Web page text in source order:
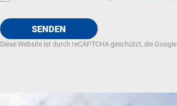
SENDEN
Diese Website ist durch reCAPTCHA geschützt, die Google